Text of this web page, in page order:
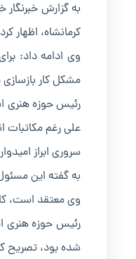
به گزارش
کرمانشاه، اظهار
وی ادامه داد:
مشکل کار
رئیس حوزه هنری
علی رغم مکاتبات
سروری ابراز امیدواری
به گفته این
وی معتقد است،
رئیس حوزه هنری
شده بود، تصریح کرد: این